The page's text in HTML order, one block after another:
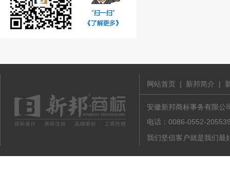
网站首页 | 新邦简介 |
安徽新邦商标事务有限公
电话：0086-0552-
我们坚信客户就是我们最